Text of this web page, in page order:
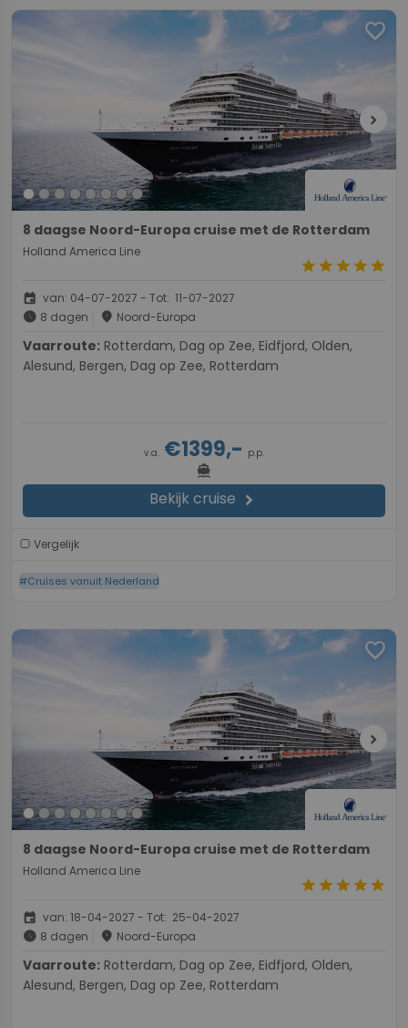
favorite
chevron_right
8 daagse Noord-Europa cruise met de Rotterdam
Holland America Line
starstarstarstarstar
event van: 04-07-2027 - Tot: 11-07-2027
schedule 8 dagen place Noord-Europa
Vaarroute:
Alesund, Bergen, Dag op Zee, Rotterdam
v.a. €1399,- p.p.
directions_boat
Bekijk cruise chevron_right
Vergelijk
#Cruises vanuit Nederland
favorite
chevron_right
8 daagse Noord-Europa cruise met de Rotterdam
Holland America Line
starstarstarstarstar
event van: 18-04-2027 - Tot: 25-04-2027
schedule 8 dagen place Noord-Europa
Vaarroute:
Alesund, Bergen, Dag op Zee, Rotterdam